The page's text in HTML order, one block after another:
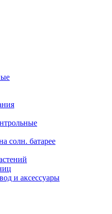
солн. батарее
и аксессуары